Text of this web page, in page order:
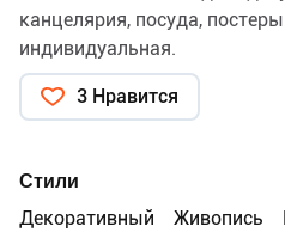
канцелярия, посуда,
индивидуальная.
3 Нравится
Стили
Декоративный
Живопись